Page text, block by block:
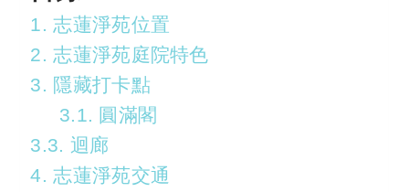
1. 志蓮淨苑位置
2. 志蓮淨苑庭院特色
3. 隱藏打卡點
3.1. 圓滿閣
3.3. 迴廊
4. 志蓮淨苑交通